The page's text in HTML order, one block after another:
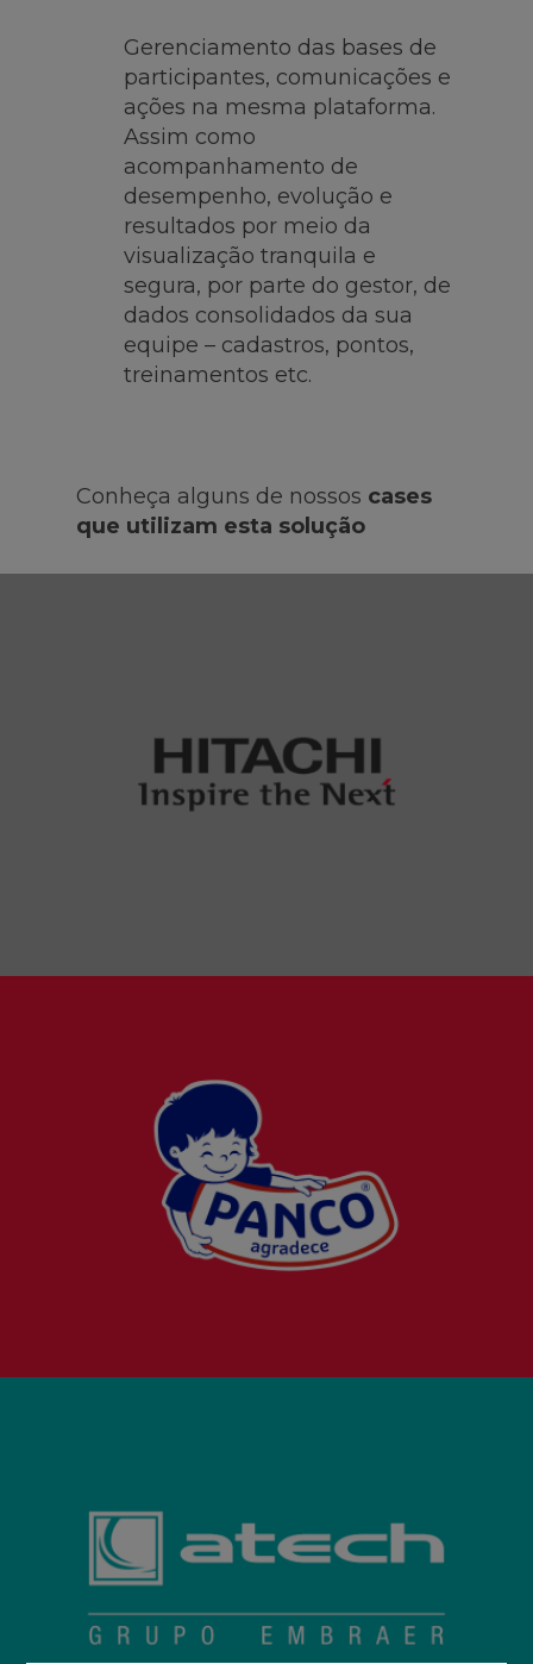
Gerenciamento das bases de
participantes, comunicações e
ações na mesma plataforma.
Assim como
acompanhamento de
desempenho, evolução e
resultados por meio da
visualização tranquila e
segura, por parte do gestor, de
dados consolidados da sua
equipe – cadastros, pontos,
treinamentos etc.
Conheça alguns de nossos cases
que utilizam esta solução